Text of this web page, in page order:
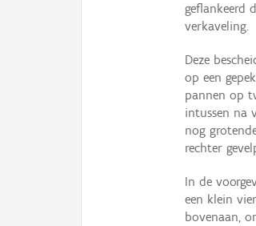
geflankeerd
verkaveling.
Deze
op een
pannen op
intussen na
nog
rechter
In de
een klein
bovenaan,